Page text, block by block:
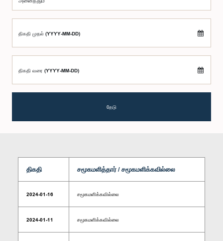
திகதி முதல் (YYYY-MM-DD)
திகதி வரை (YYYY-MM-DD)
தேடு
திகதி சமூகமளித்தார் / சமூகமளிக்கவில்லை
2024-01-16 சமூகமளிக்கவில்லை
2024-01-11 சமூகமளிக்கவில்லை